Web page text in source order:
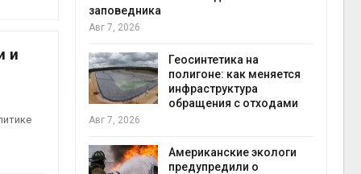
и
Волги и
заповедника
Авг 7, 2026
Геосинтетика на
полигоне: как меняется
инфраструктура
обращения с отходами
Авг 7, 2026
Американские экологи
предупредили о